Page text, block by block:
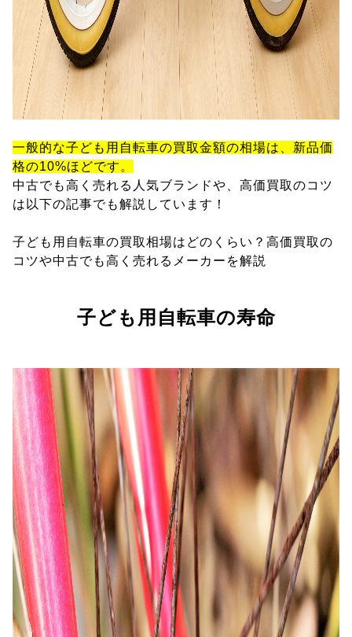
一般的な子ども用自転車の買取金額の相場は、新品価
格の10%ほどです。
中古でも高く売れる人気ブランドや、高価買取のコツ
は以下の記事でも解説しています！
子ども用自転車の買取相場はどのくらい？高価買取の
コツや中古でも高く売れるメーカーを解説
子ども用自転車の寿命